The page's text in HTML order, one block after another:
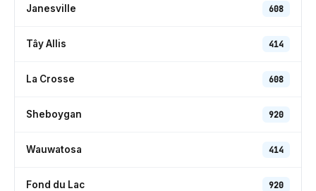
Janesville 608
Tây Allis 414
La Crosse 608
Sheboygan 920
Wauwatosa 414
Fond du Lac 920